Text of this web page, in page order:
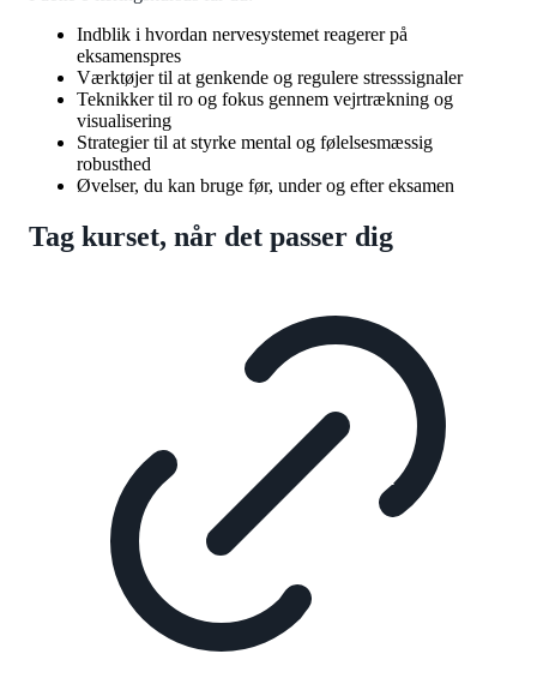
Indblik i hvordan nervesystemet reagerer på
eksamenspres
Værktøjer til at genkende og regulere stresssignaler
Teknikker til ro og fokus gennem vejrtrækning og
visualisering
Strategier til at styrke mental og følelsesmæssig
robusthed
Øvelser, du kan bruge før, under og efter eksamen
Tag kurset, når det passer dig